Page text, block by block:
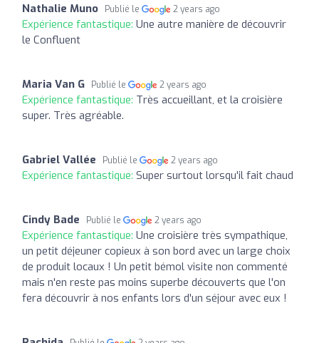
Nathalie Muno Publié le 2 years ago
Expérience fantastique: Une autre manière de découvrir
le Confluent
Maria Van G Publié le 2 years ago
Expérience fantastique: Très accueillant, et la croisière
super. Très agréable.
Gabriel Vallée Publié le 2 years ago
Expérience fantastique: Super surtout lorsqu'il fait chaud
Cindy Bade Publié le 2 years ago
Expérience fantastique: Une croisière très sympathique,
un petit déjeuner copieux à son bord avec un large choix
de produit locaux ! Un petit bémol visite non commenté
mais n'en reste pas moins superbe découverts que l'on
fera découvrir à nos enfants lors d'un séjour avec eux !